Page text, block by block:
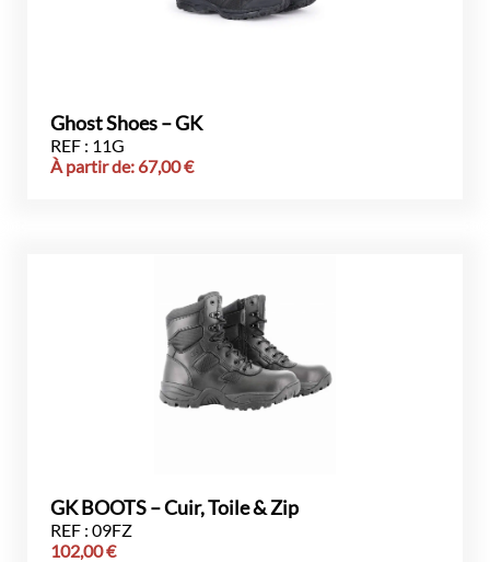
Ghost Shoes – GK
REF : 11G
À partir de: 67,00€
GK BOOTS – Cuir, Toile & Zip
REF : 09FZ
102,00€